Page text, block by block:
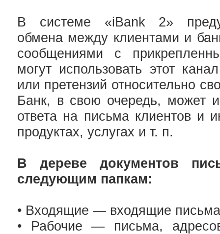
В системе «iBank 2»
обмена между клиентами и
сообщениями с
могут использовать этот
или претензий относительно
Банк, в свою очередь, может
ответа на письма клиентов и
продуктах, услугах и т. п.
В дереве документов
следующим папкам:
• Входящие — входящие письма
• Рабочие — письма,